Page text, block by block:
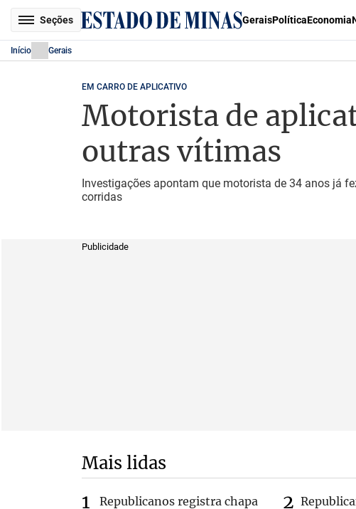
Seções GeraisPolíticaEconomia
Início Gerais
EM CARRO DE APLICATIVO
Motorista de
outras vítimas
Investigações apontam que motorista de 34 anos já
corridas
Publicidade
Mais lidas
Republicanos registra chapa